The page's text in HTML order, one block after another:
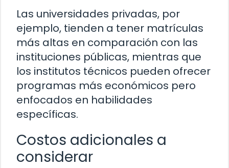
Las universidades privadas, por
ejemplo, tienden a tener matrículas
más altas en comparación con las
instituciones públicas, mientras que
los institutos técnicos pueden ofrecer
programas más económicos pero
enfocados en habilidades
específicas.
Costos adicionales a
considerar